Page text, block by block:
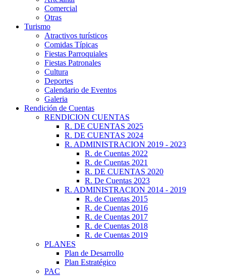
Comercial
Otras
Turismo
Atractivos turísticos
Comidas Típicas
Fiestas Parroquiales
Fiestas Patronales
Cultura
Deportes
Calendario de Eventos
Galeria
Rendición de Cuentas
RENDICION CUENTAS
R. DE CUENTAS 2025
R. DE CUENTAS 2024
R. ADMINISTRACION 2019 - 2023
R. de Cuentas 2022
R. de Cuentas 2021
R. DE CUENTAS 2020
R. De Cuentas 2023
R. ADMINISTRACION 2014 - 2019
R. de Cuentas 2015
R. de Cuentas 2016
R. de Cuentas 2017
R. de Cuentas 2018
R. de Cuentas 2019
PLANES
Plan de Desarrollo
Plan Estratégico
PAC